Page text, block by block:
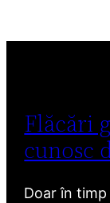
Flăcări
cunosc
Doar în timp